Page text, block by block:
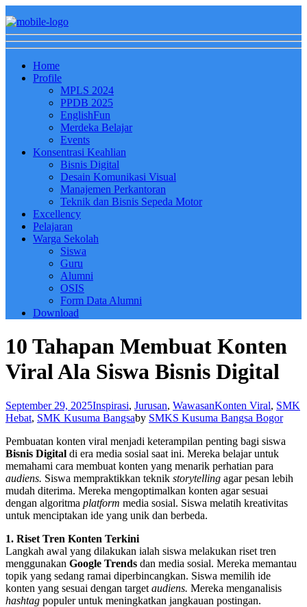
Home
Profile
MPLS 2024
PPDB 2025
EnglishFun
Merdeka Belajar
Events
Konsentrasi Keahlian
Bisnis Digital
Desain Komunikasi Visual
Manajemen Perkantoran
Teknik dan Bisnis Sepeda Motor
Excellency
Pelajaran
Warga Sekolah
Siswa
Guru
Alumni
OSIS
Form Data Alumni
Download
10 Tahapan Membuat Konten
Viral Ala Siswa Bisnis Digital
September 29, 2025Inspirasi, Jurusan, WawasanKonten Viral, SMK
Hebat, SMK Kusuma Bangsaby SMKS Kusuma Bangsa Bogor
Pembuatan konten viral menjadi keterampilan penting bagi siswa
Bisnis Digital di era media sosial saat ini. Mereka belajar untuk
memahami cara membuat konten yang menarik perhatian para
audiens. Siswa mempraktikkan teknik storytelling agar pesan lebih
mudah diterima. Mereka mengoptimalkan konten agar sesuai
dengan algoritma platform media sosial. Siswa melatih kreativitas
untuk menciptakan ide yang unik dan berbeda.
1. Riset Tren Konten Terkini
Langkah awal yang dilakukan ialah siswa melakukan riset tren
menggunakan Google Trends dan media sosial. Mereka memantau
topik yang sedang ramai diperbincangkan. Siswa memilih ide
konten yang sesuai dengan target audiens. Mereka menganalisis
hashtag populer untuk meningkatkan jangkauan postingan.